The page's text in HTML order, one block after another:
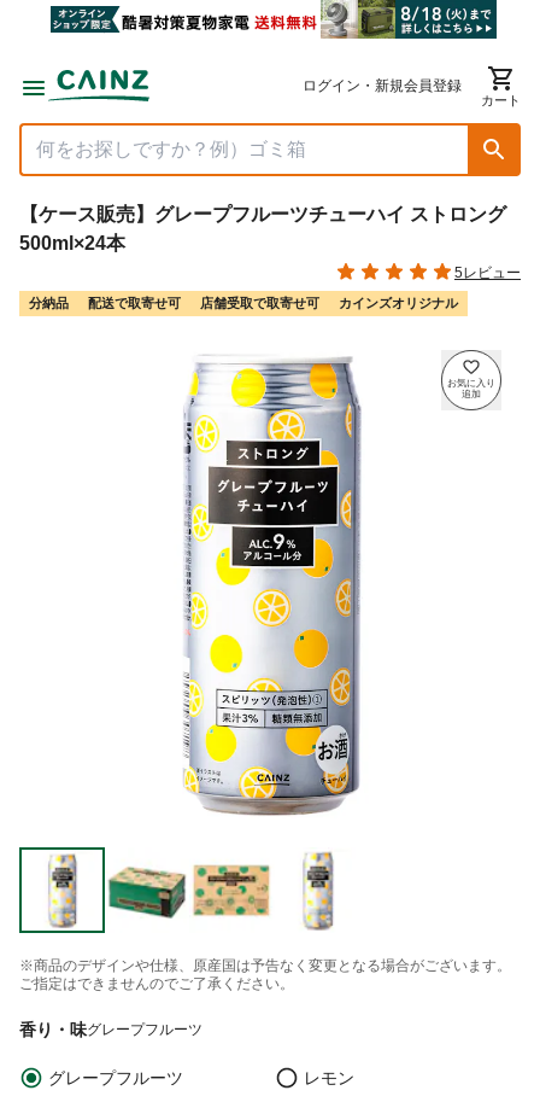
ログイン・新規会員登録
カート
【ケース販売】グレープフルーツチューハイ ストロング
500ml×24本
5レビュー
分納品 配送で取寄せ可 店舗受取で取寄せ可 カインズオリジナル
※商品のデザインや仕様、原産国は予告なく変更となる場合がございます。
ご指定はできませんのでご了承ください。
香り・味グレープフルーツ
グレープフルーツ レモン